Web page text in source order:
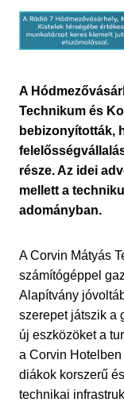
A
Technikum és
bebizonyították,
része. Az idei
mellett a
adományban.
A Corvin Mátyás
számítógéppel
Alapítvány
szerepet játszik a
új eszközöket a
a Corvin
diákok korszerű
technikai